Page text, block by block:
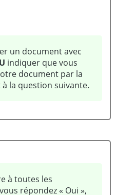
un document avec
document par la
poste en répondant à la question suivante.
à toutes les
répondez « Oui »,